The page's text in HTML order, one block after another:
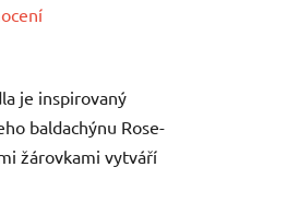
je inspirovaný
baldachýnu Rose-
žárovkami vytváří